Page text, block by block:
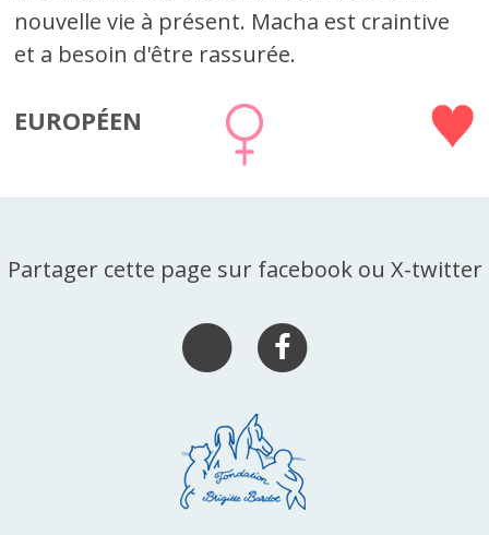
nouvelle vie à présent. Macha est craintive
et a besoin d'être rassurée.
EUROPÉEN
Partager cette page sur facebook ou X-twitter